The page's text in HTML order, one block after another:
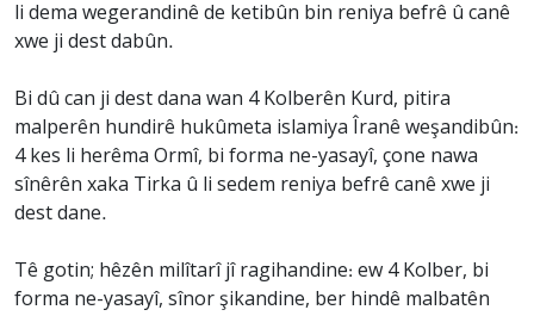
li dema wegerandinê de ketibûn bin reniya befrê û canê
xwe ji dest dabûn.
Bi dû can ji dest dana wan 4 Kolberên Kurd, pitira
malperên hundirê hukûmeta islamiya Îranê weşandibûn:
4 kes li herêma Ormî, bi forma ne-yasayî, çone nawa
sînêrên xaka Tirka û li sedem reniya befrê canê xwe ji
dest dane.
Tê gotin; hêzên milîtarî jî ragihandine: ew 4 Kolber, bi
forma ne-yasayî, sînor şikandine, ber hindê malbatên